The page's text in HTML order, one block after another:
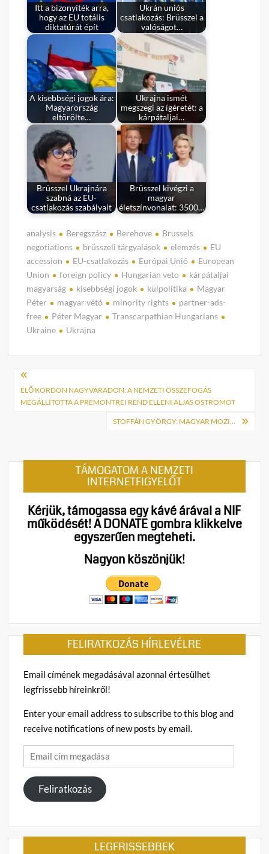
Itt a bizonyíték arra,
hogy az EU totális
diktatúrát épít
Ukrán uniós
csatlakozás: Brüsszel a
valóságot…
A kisebbségi jogok ára:
Magyarország
eltörölte…
Ukrajna ismét
megszegi az ígéretét: a
kárpátaljai…
Brüsszel Ukrajnára
szabná az EU-
csatlakozás szabályait
Brüsszel kivégzi a
magyar
életszínvonalat: 3500…
analysis Beregszász Berehove
Brussels
negotiations
brüsszeli tárgyalások elemzés
EU
accession
EU-csatlakozás Európai Unió
European
Union
foreign policy Hungarian veto
kárpátaljai
magyarság
kisebbségi jogok külpolitika
Magyar
Péter
magyar vétó minority rights
partner-ads-
free
Péter Magyar
Transcarpathian Hungarians
Ukraine
Ukrajna
Bejegyzés
navigáció
ÉLŐ KORDON NAGYVÁRADON: A NEMZETI ÖSSZEFOGÁS
MEGÁLLÍTOTTA A PREMONTREI REND ELLENI ALJAS OSTROMOT
STOFFÁN GYÖRGY: MAGYAR MOZI…
TÁMOGATOM A NEMZETI
INTERNETFIGYELŐT
Kérjük, támogassa egy kávé árával a NIF
működését!A DONATE gombra klikkelve
egyszerűen megteheti.
Nagyon köszönjük!
FELIRATKOZÁS HÍRLEVÉLRE
Email címének megadásával azonnal értesülhet
legfrissebb híreinkről!
Enter your email address to subscribe to this blog and
receive notifications of new posts by email.
Email
cím
megadása
Feliratkozás
LEGFRISSEBBEK